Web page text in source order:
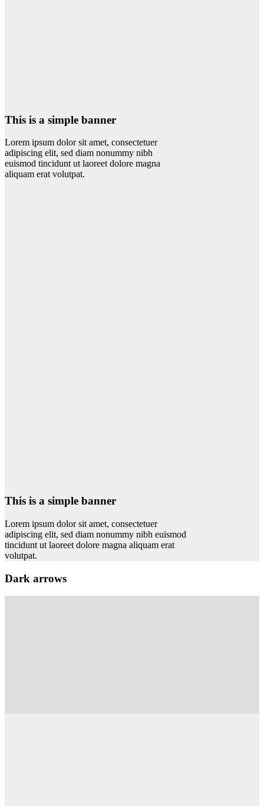
This is a simple banner
Lorem ipsum dolor sit amet, consectetuer
adipiscing elit, sed diam nonummy nibh
euismod tincidunt ut laoreet dolore magna
aliquam erat volutpat.
This is a simple banner
Lorem ipsum dolor sit amet, consectetuer
adipiscing elit, sed diam nonummy nibh euismod
tincidunt ut laoreet dolore magna aliquam erat
volutpat.
Dark arrows